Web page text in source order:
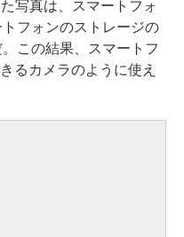
写真は、スマートフォ
フォンのストレージの
この結果、スマートフ
るカメラのように使え